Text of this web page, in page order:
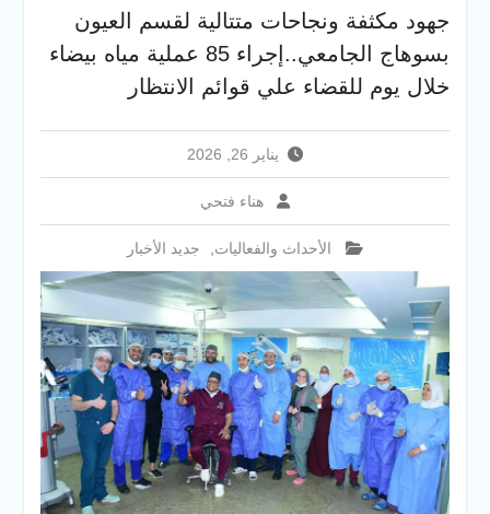
والخدمية بجامعة سوهاج
الجديدة
جامعة سوهاج تفتح أبوابها
لطلاب الثانوية العامة فى أولى
أيام المرحلة الأولى للتنسيق
جهود مكثفة ونجاحات متتالية لقسم العيون
بسوهاج الجامعي..إجراء 85 عملية مياه بيضاء
خلال يوم للقضاء علي قوائم الانتظار
يناير 26, 2026
هناء فتحي
الأحداث والفعاليات جديد الأخبار